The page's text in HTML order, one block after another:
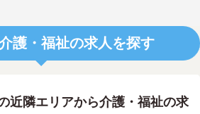
護・福祉の求人を探す
近隣エリアから介護・福祉の求